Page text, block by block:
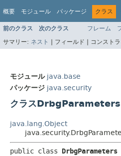
概要 モジュール パッケージ クラス
前のクラス 次のクラス フレーム
サマリー: ネスト | フィールド | コンスト
モジュール java.base
パッケージ java.security
クラスDrbgParameters
java.lang.Object
public class DrbgParameters